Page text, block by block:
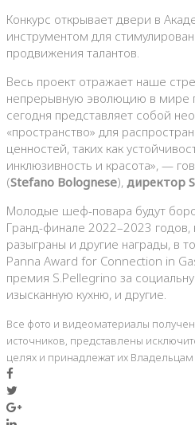
Конкурс открывает двери в
инструментом для
продвижения талантов.
Весь проект отражает наше
непрерывную эволюцию в мире
сегодня представляет собой
«пространство» для
ценностей, таких как
инклюзивность и красота», —
(Stefano Bolognese), директор
Молодые шеф-повара будут
Гранд-финале 2022–2023 годов,
разыграны и другие награды, в
Panna Award for Connection in
премия S.Pellegrino за
изысканную кухню, и другие.
Все фото и видеоматериалы
источников, представлены
целях и принадлежат их Владельцам
Google+